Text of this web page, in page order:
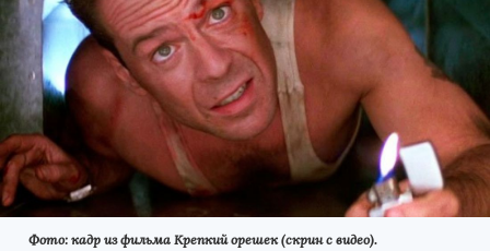
Фото: кадр из фильма Крепкий орешек (скрин с видео).